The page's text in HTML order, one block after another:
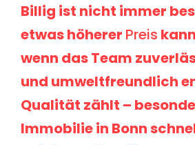
Billig ist nicht immer
etwas höherer Preis
wenn das Team
und umweltfreundlich
Qualität zählt –
Immobilie in Bonn